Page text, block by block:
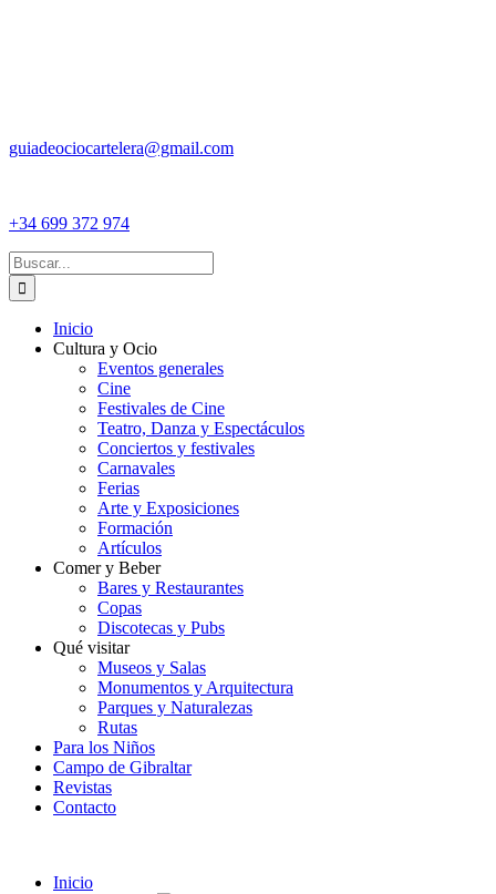
guiadeociocartelera@gmail.com
+34 699 372 974
Buscar:
Inicio
Cultura y Ocio
Eventos generales
Cine
Festivales de Cine
Teatro, Danza y Espectáculos
Conciertos y festivales
Carnavales
Ferias
Arte y Exposiciones
Formación
Artículos
Comer y Beber
Bares y Restaurantes
Copas
Discotecas y Pubs
Qué visitar
Museos y Salas
Monumentos y Arquitectura
Parques y Naturalezas
Rutas
Para los Niños
Campo de Gibraltar
Revistas
Contacto
Inicio